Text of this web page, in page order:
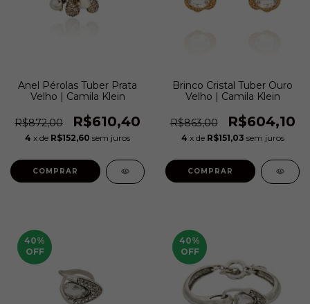
Anel Pérolas Tuber Prata
Velho | Camila Klein
R$872,00 R$610,40
4 x de R$152,60 sem juros
COMPRAR
Brinco Cristal Tuber Ouro
Velho | Camila Klein
R$863,00 R$604,10
4 x de R$151,03 sem juros
40%
OFF
40%
OFF